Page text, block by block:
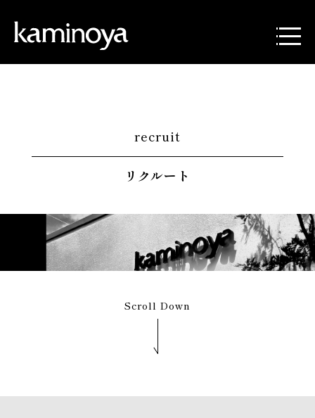
recruit
リクルート
Scroll Down